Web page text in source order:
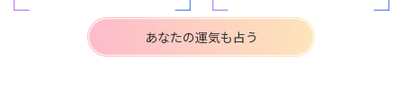
あなたの運気も占う